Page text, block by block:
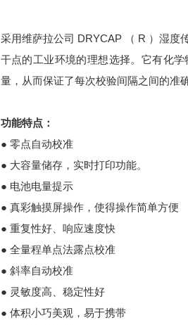
采用维萨拉公司 DRYCAP （ R ）湿度
干点的工业环境的理想选择。它有化
量，从而保证了每次校验间隔之间的准确
功能特点：
● 零点自动校准
● 大容量储存，实时打印功能。
● 电池电量提示
● 真彩触摸屏操作，使得操作简单方便
● 重复性好、响应速度快
● 全量程单点法露点校准
● 斜率自动校准
● 灵敏度高、稳定性好
● 体积小巧美观，易于携带